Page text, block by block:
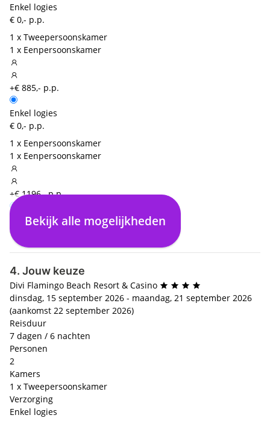
Enkel logies
€ 0,- p.p.
1 x Tweepersoonskamer
1 x Eenpersoonskamer
+€ 885,- p.p.
Enkel logies
€ 0,- p.p.
1 x Eenpersoonskamer
1 x Eenpersoonskamer
+€ 1196,- p.p.
Enkel logies
€ 0,- p.p.
All inclusive
+€ 917,- p.p.
Bekijk alle mogelijkheden
4. Jouw keuze
Divi Flamingo Beach Resort & Casino
dinsdag, 15 september 2026 - maandag, 21 september 2026
(aankomst 22 september 2026)
Reisduur
7 dagen / 6 nachten
Personen
2
Kamers
1 x Tweepersoonskamer
Verzorging
Enkel logies